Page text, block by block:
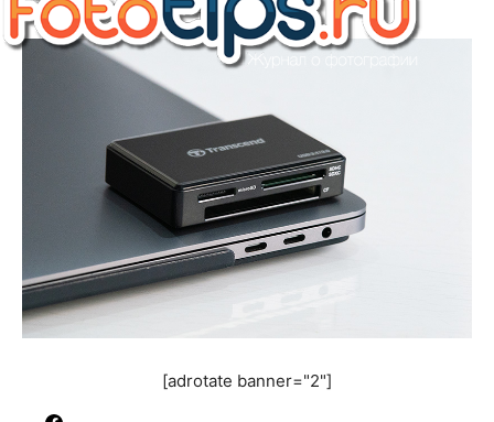
Автор: Игорь Скрынников - 30/07/2019
[adrotate banner="2"]